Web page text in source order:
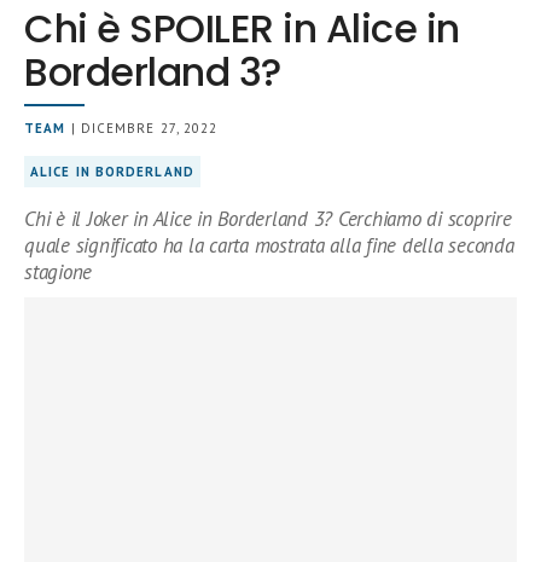
Chi è SPOILER in Alice in
Borderland 3?
TEAM | DICEMBRE 27, 2022
ALICE IN BORDERLAND
Chi è il Joker in Alice in Borderland 3? Cerchiamo di scoprire
quale significato ha la carta mostrata alla fine della seconda
stagione